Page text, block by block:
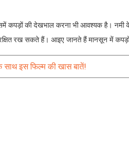
कपड़ों की देखभाल करना भी आवश्यक है।
रख सकते हैं। आइए जानते हैं मानसून में
इस फिल्म की खास बातें!